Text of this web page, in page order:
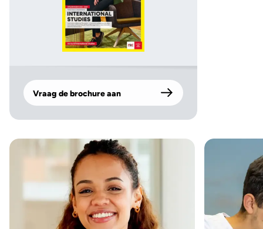
Vraag de brochure aan